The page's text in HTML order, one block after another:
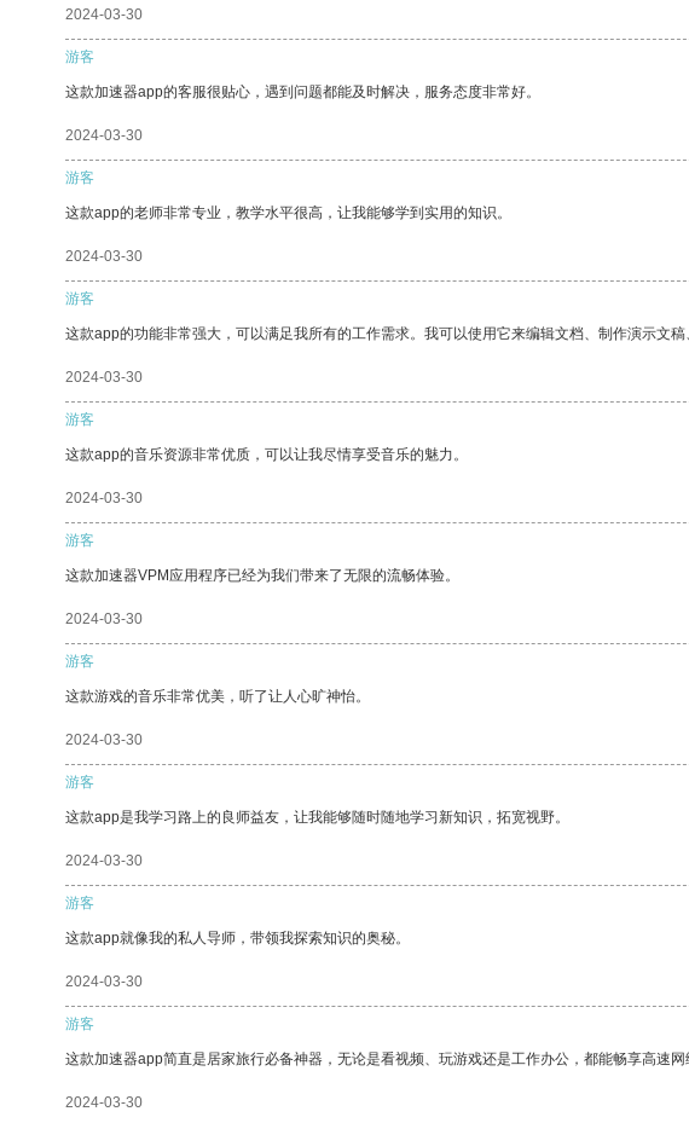
2024-03-30
游客
这款加速器app的客服很贴心，遇到问题都能及时解决，服务态度非常好。
2024-03-30
游客
这款app的老师非常专业，教学水平很高，让我能够学到实用的知识。
2024-03-30
游客
这款app的功能非常强大，可以满足我所有的工作需求。我可以使用它来编辑文档、制作演示文稿
2024-03-30
游客
这款app的音乐资源非常优质，可以让我尽情享受音乐的魅力。
2024-03-30
游客
这款加速器VPM应用程序已经为我们带来了无限的流畅体验。
2024-03-30
游客
这款游戏的音乐非常优美，听了让人心旷神怡。
2024-03-30
游客
这款app是我学习路上的良师益友，让我能够随时随地学习新知识，拓宽视野。
2024-03-30
游客
这款app就像我的私人导师，带领我探索知识的奥秘。
2024-03-30
游客
这款加速器app简直是居家旅行必备神器，无论是看视频、玩游戏还是工作办公，都能畅享高速网
2024-03-30